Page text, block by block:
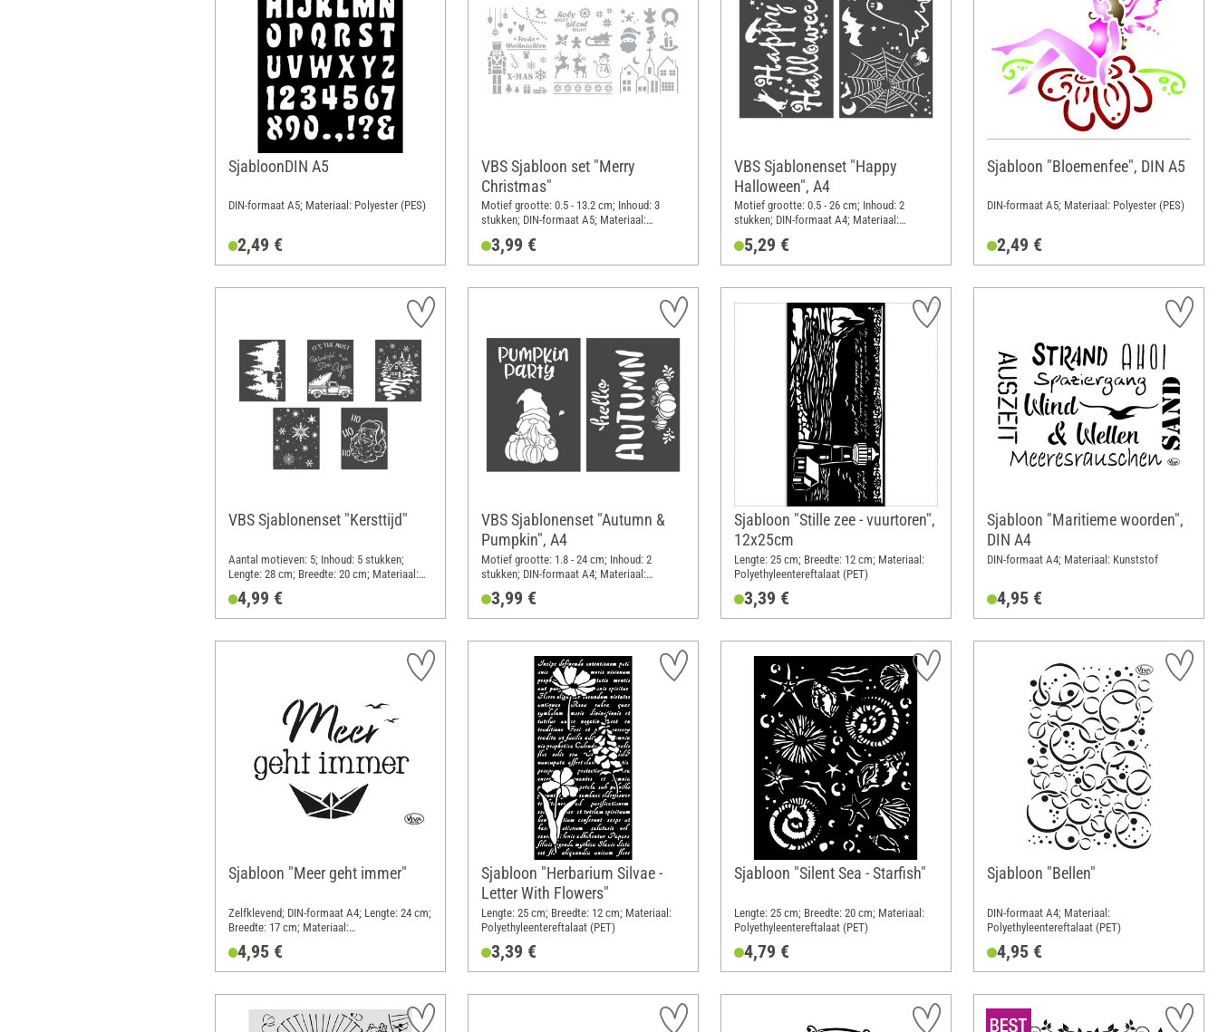
SjabloonDIN A5
DIN-formaat A5; Materiaal: Polyester (PES)
2,49 €
VBS Sjabloon set "Merry
Christmas"
Motief grootte: 0.5 - 13.2 cm; Inhoud: 3
stukken; DIN-formaat A5; Materiaal:
3,99 €
VBS Sjablonenset "Happy
Halloween", A4
Motief grootte: 0.5 - 26 cm; Inhoud: 2
stukken; DIN-formaat A4; Materiaal:
5,29 €
Sjabloon "Bloemenfee", DIN A5
DIN-formaat A5; Materiaal: Polyester (PES)
2,49 €
VBS Sjablonenset "Kersttijd"
Aantal motieven: 5; Inhoud: 5 stukken;
Lengte: 28 cm; Breedte: 20 cm; Materiaal:
4,99 €
VBS Sjablonenset "Autumn &
Pumpkin", A4
Motief grootte: 1.8 - 24 cm; Inhoud: 2
stukken; DIN-formaat A4; Materiaal:
3,99 €
Sjabloon "Stille zee - vuurtoren",
12x25cm
Lengte: 25 cm; Breedte: 12 cm; Materiaal:
Polyethyleentereftalaat (PET)
3,39 €
Sjabloon "Maritieme woorden",
DIN A4
DIN-formaat A4; Materiaal: Kunststof
4,95 €
Sjabloon "Meer geht immer"
Zelfklevend; DIN-formaat A4; Lengte: 24 cm;
Breedte: 17 cm; Materiaal:
4,95 €
Sjabloon "Herbarium Silvae -
Letter With Flowers"
Lengte: 25 cm; Breedte: 12 cm; Materiaal:
Polyethyleentereftalaat (PET)
3,39 €
Sjabloon "Silent Sea - Starfish"
Lengte: 25 cm; Breedte: 20 cm; Materiaal:
Polyethyleentereftalaat (PET)
4,79 €
Sjabloon "Bellen"
DIN-formaat A4; Materiaal:
Polyethyleentereftalaat (PET)
4,95 €